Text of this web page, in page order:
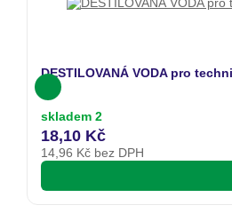
DESTILOVANÁ VODA pro
skladem 2
18,10 Kč
14,96 Kč bez DPH